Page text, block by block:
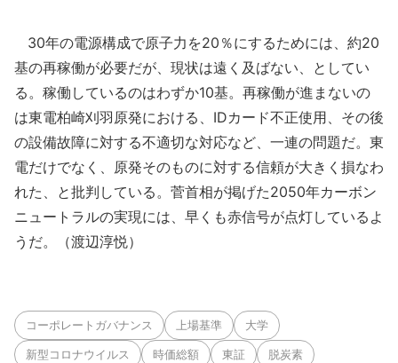
30年の電源構成で原子力を20％にするためには、約20
基の再稼働が必要だが、現状は遠く及ばない、としてい
る。稼働しているのはわずか10基。再稼働が進まないの
は東電柏崎刈羽原発における、IDカード不正使用、その後
の設備故障に対する不適切な対応など、一連の問題だ。東
電だけでなく、原発そのものに対する信頼が大きく損なわ
れた、と批判している。菅首相が掲げた2050年カーボン
ニュートラルの実現には、早くも赤信号が点灯しているよ
うだ。（渡辺淳悦）
コーポレートガバナンス 上場基準 大学
新型コロナウイルス 時価総額 東証 脱炭素